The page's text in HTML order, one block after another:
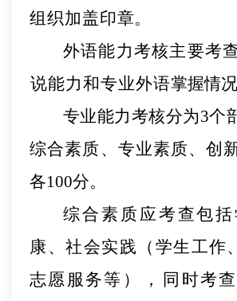
组织加盖印章。
外语能力考核主要考
说能力和专业外语掌握情况
专业能力考核分为3个
综合素质、专业素 质、创
各100分。
综合素质应考查包
康、社会实践（学生工作
志愿服务等 ），
同时考